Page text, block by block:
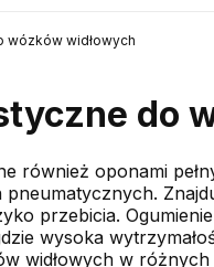
wózków widłowych
do
również oponami
przebicia.
wysoka
widłowych w